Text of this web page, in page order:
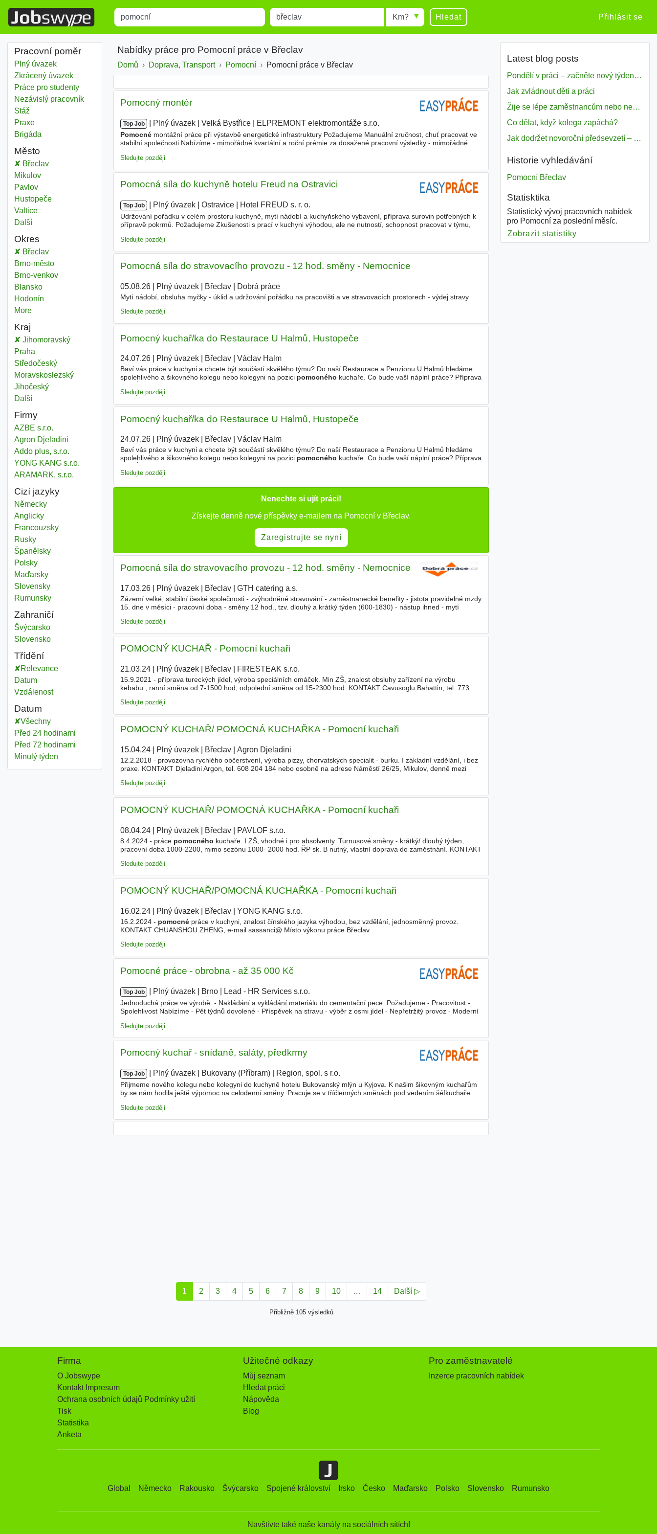
Title Místo Radius Hledat Přihlásit se
Pracovní poměr
Plný úvazek
Zkrácený úvazek
Práce pro studenty
Nezávislý pracovník
Stáž
Praxe
Brigáda
Město
Pomocní
Břeclav
Pomocní
Mikulov
Pomocní
Pavlov
Pomocní
Hustopeče
Pomocní
Valtice
Dalšíměsta
Okres
Pomocní
BřeclavOkres
Pomocní
Brno-městoOkres
Pomocní
Brno-venkovOkres
Pomocní
BlanskoOkres
Pomocní
Hodonín
Moredistricts
Kraj
Pomocní
JihomoravskýKraj
Pomocní
Praha
Pomocní
StředočeskýKraj
Pomocní
MoravskoslezskýKraj
Pomocní
JihočeskýKraj
Dalšíkraj
Firmy
AZBE s.r.o.
Agron Djeladini
Addo plus, s.r.o.
YONG KANG s.r.o.
ARAMARK, s.r.o.
Cizí jazyky
Německy
Anglicky
Francouzsky
Rusky
Španělsky
Polsky
Maďarsky
Slovensky
Rumunsky
Zahraničí
Pomocní
Švýcarsko
Pomocní
Slovensko
Třídění
Relevance
Datum
Vzdálenost
Datum
Všechny
Před 24 hodinami
Před 72 hodinami
Minulý týden
Nabídky práce pro Pomocní práce v Břeclav
Domů Doprava, Transport Pomocní Pomocní práce v Břeclav
Pomocný montér
Top Job Plný úvazek Velká Bystřice ELPREMONT elektromontáže s.r.o.
Pomocnémontážní práce při výstavbě energetické infrastruktury Požadujeme Manuální zručnost, chuť pracovat ve
stabilní společnosti Nabízíme - mimořádné kvartální a roční prémie za dosažené pracovní výsledky - mimořádné
Sledujte později
Pomocná síla do kuchyně hotelu Freud na Ostravici
Top Job Plný úvazek Ostravice Hotel FREUD s. r. o.
Udržování pořádku v celém prostoru kuchyně, mytí nádobí a kuchyňského vybavení, příprava surovin potřebných k
přípravě pokrmů. Požadujeme Zkušenosti s prací v kuchyni výhodou, ale ne nutností, schopnost pracovat v týmu,
Sledujte později
Pomocná síla do stravovacího provozu - 12 hod. směny - Nemocnice
05.08.26| Plný úvazek| Břeclav| Dobrá práce
Mytí nádobí, obsluha myčky - úklid a udržování pořádku na pracovišti a ve stravovacích prostorech - výdej stravy
Sledujte později
Pomocný kuchař/ka do Restaurace U Halmů, Hustopeče
24.07.26| Plný úvazek| Břeclav| Václav Halm|
Baví vás práce v kuchyni a chcete být součástí skvělého týmu? Do naší Restaurace a Penzionu U Halmů hledáme
spolehlivého a šikovného kolegu nebo kolegyni na pozici pomocného kuchaře. Co bude vaší náplní práce? Příprava
Sledujte později
Pomocný kuchař/ka do Restaurace U Halmů, Hustopeče
24.07.26| Plný úvazek| Břeclav| Václav Halm|
Baví vás práce v kuchyni a chcete být součástí skvělého týmu? Do naší Restaurace a Penzionu U Halmů hledáme
spolehlivého a šikovného kolegu nebo kolegyni na pozici pomocného kuchaře. Co bude vaší náplní práce? Příprava
Sledujte později
Nenechte si ujít práci!
Získejte denně nové příspěvky e-mailem na Pomocní v Břeclav.
Zaregistrujte se nyní
Pomocná síla do stravovacího provozu - 12 hod. směny - Nemocnice
17.03.26| Plný úvazek| Břeclav| GTH catering a.s.
Zázemí velké, stabilní české společnosti - zvýhodněné stravování - zaměstnanecké benefity - jistota pravidelné mzdy
15. dne v měsíci - pracovní doba - směny 12 hod., tzv. dlouhý a krátký týden (600-1830) - nástup ihned - mytí
Sledujte později
POMOCNÝ KUCHAŘ - Pomocní kuchaři
21.03.24| Plný úvazek| Břeclav| FIRESTEAK s.r.o.
15.9.2021 - příprava tureckých jídel, výroba speciálních omáček. Min ZŠ, znalost obsluhy zařízení na výrobu
kebabu., ranní směna od 7-1500 hod, odpolední směna od 15-2300 hod. KONTAKT Cavusoglu Bahattin, tel. 773
Sledujte později
POMOCNÝ KUCHAŘ/ POMOCNÁ KUCHAŘKA - Pomocní kuchaři
15.04.24| Plný úvazek| Břeclav| Agron Djeladini
12.2.2018 - provozovna rychlého občerstvení, výroba pizzy, chorvatských specialit - burku. I základní vzdělání, i bez
praxe. KONTAKT Djeladini Argon, tel. 608 204 184 nebo osobně na adrese Náměstí 26/25, Mikulov, denně mezi
Sledujte později
POMOCNÝ KUCHAŘ/ POMOCNÁ KUCHAŘKA - Pomocní kuchaři
08.04.24| Plný úvazek| Břeclav| PAVLOF s.r.o.
8.4.2024 - práce pomocného kuchaře. I ZŠ, vhodné i pro absolventy. Turnusové směny - krátký/ dlouhý týden,
pracovní doba 1000-2200, mimo sezónu 1000- 2000 hod. ŘP sk. B nutný, vlastní doprava do zaměstnání. KONTAKT
Sledujte později
POMOCNÝ KUCHAŘ/POMOCNÁ KUCHAŘKA - Pomocní kuchaři
16.02.24| Plný úvazek| Břeclav| YONG KANG s.r.o.
16.2.2024 - pomocnépráce v kuchyni, znalost čínského jazyka výhodou, bez vzdělání, jednosměnný provoz.
KONTAKT CHUANSHOU ZHENG, e-mail sassanci@ Místo výkonu práce Břeclav
Sledujte později
Pomocné práce - obrobna - až 35 000 Kč
Top Job Plný úvazek Brno Lead - HR Services s.r.o.
Jednoduchá práce ve výrobě. - Nakládání a vykládání materiálu do cementační pece. Požadujeme - Pracovitost -
Spolehlivost Nabízíme - Pět týdnů dovolené - Příspěvek na stravu - výběr z osmi jídel - Nepřetržitý provoz - Moderní
Sledujte později
Pomocný kuchař - snídaně, saláty, předkrmy
Top Job Plný úvazek Bukovany (Příbram) Region, spol. s r.o.
Přijmeme nového kolegu nebo kolegyni do kuchyně hotelu Bukovanský mlýn u Kyjova. K našim šikovným kuchařům
by se nám hodila ještě výpomoc na celodenní směny. Pracuje se v tříčlenných směnách pod vedením šéfkuchaře.
Sledujte později
1 2 3 4 5 6 7 8 9 10 … 14 Další ▷
Přibližně 105 výsledků
Latest blog posts
Pondělí v práci – začněte nový týden s motivací
Jak zvládnout děti a práci
Žije se lépe zaměstnancům nebo nezavislým pracovníkům
Co dělat, když kolega zapáchá?
Jak dodržet novoroční předsevzetí – naše tipy pro dobrý začátek roku 2018
Historie vyhledávání
Pomocní Břeclav
Statisktika
Statistický vývoj pracovních nabídek
pro Pomocní za poslední měsíc.
Zobrazit statistiky
Firma
O Jobswype
Kontakt Impresum
Ochrana osobních údajů Podmínky užití
Tisk
Statistika
Anketa
Užitečné odkazy
Můj seznam
Hledat práci
Nápověda
Blog
Pro zaměstnavatelé
Inzerce pracovních nabídek
Global Německo Rakousko Švýcarsko Spojené království Irsko Česko Maďarsko Polsko Slovensko Rumunsko
Navštivte také naše kanály na sociálních sítích!